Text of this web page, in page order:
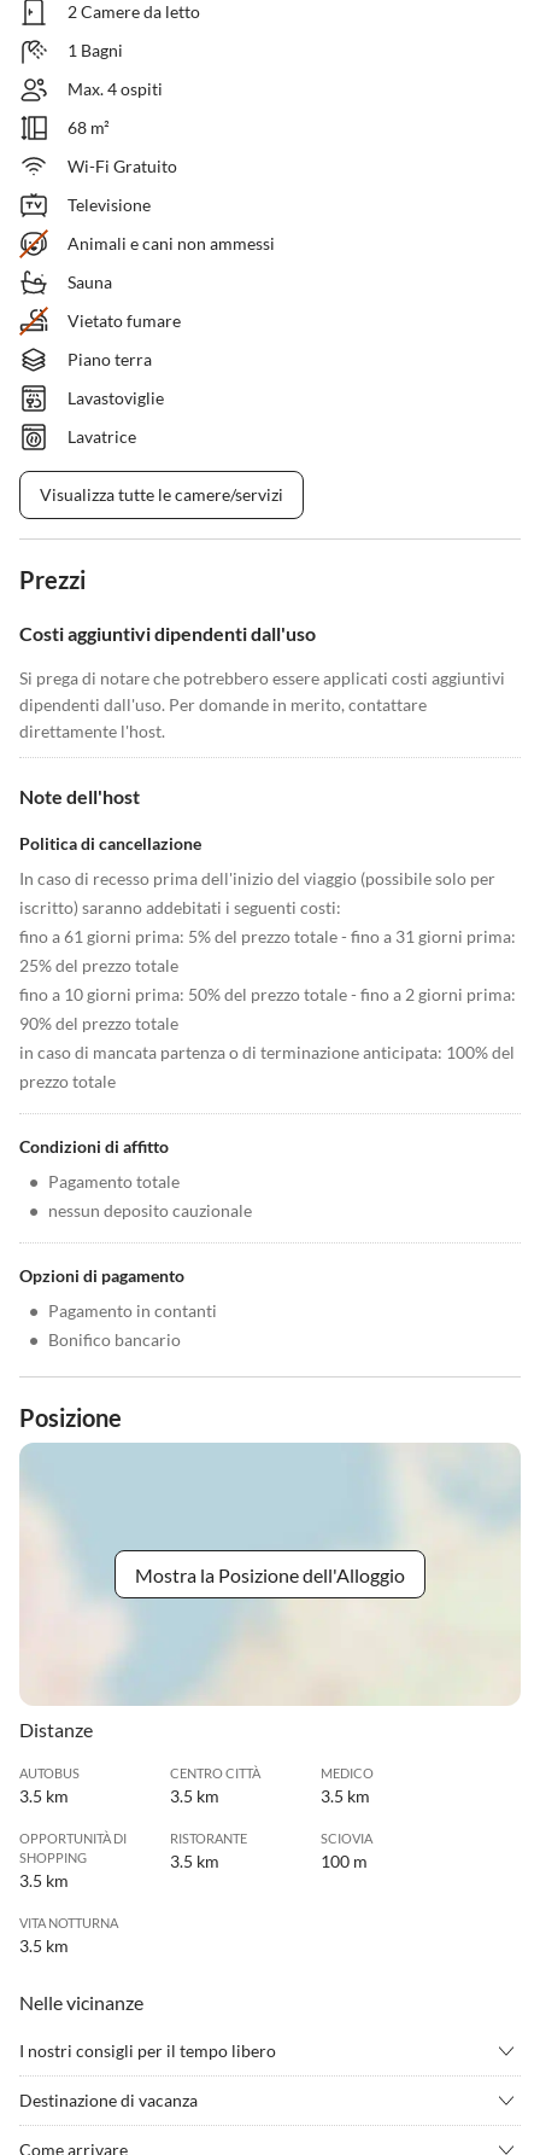
2 Camere da letto
1 Bagni
Max. 4 ospiti
68 m²
Wi-Fi Gratuito
Televisione
Animali e cani non ammessi
Sauna
Vietato fumare
Piano terra
Lavastoviglie
Lavatrice
Visualizza tutte le camere/servizi
Prezzi
Costi aggiuntivi dipendenti dall'uso
Si prega di notare che potrebbero essere applicati costi aggiuntivi
dipendenti dall'uso. Per domande in merito, contattare
direttamente l'host.
Note dell'host
Politica di cancellazione
In caso di recesso prima dell'inizio del viaggio (possibile solo per
iscritto) saranno addebitati i seguenti costi:
fino a 61 giorni prima: 5% del prezzo totale - fino a 31 giorni prima:
25% del prezzo totale
fino a 10 giorni prima: 50% del prezzo totale - fino a 2 giorni prima:
90% del prezzo totale
in caso di mancata partenza o di terminazione anticipata: 100% del
prezzo totale
Condizioni di affitto
• Pagamento totale
• nessun deposito cauzionale
Opzioni di pagamento
• Pagamento in contanti
• Bonifico bancario
Posizione
Mostra la Posizione dell'Alloggio
Distanze
AUTOBUS
3.5 km
CENTRO CITTÀ
3.5 km
MEDICO
3.5 km
OPPORTUNITÀ DI
SHOPPING
3.5 km
RISTORANTE
3.5 km
SCIOVIA
100 m
VITA NOTTURNA
3.5 km
Nelle vicinanze
I nostri consigli per il tempo libero
• Scattatura del ghiaccio
Destinazione di vacanza
Come arrivare